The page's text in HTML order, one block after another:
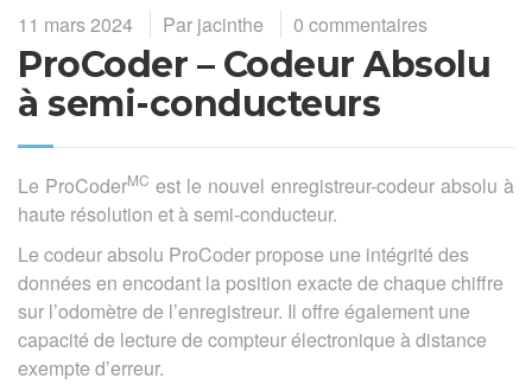
11 mars 2024 Par jacinthe 0 commentaires
ProCoder – Codeur Absolu
à semi-conducteurs
Le ProCoderMC est le nouvel enregistreur-codeur absolu à
haute résolution et à semi-conducteur.
Le codeur absolu ProCoder propose une intégrité des
données en encodant la position exacte de chaque chiffre
sur l’odomètre de l’enregistreur. Il offre également une
capacité de lecture de compteur électronique à distance
exempte d’erreur.